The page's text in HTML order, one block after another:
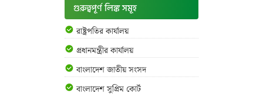
গুরুত্বপূর্ণ লিঙ্ক সমূহ
রাষ্ট্রপতির কার্যালয়
প্রধানমন্ত্রীর কার্যালয়
বাংলাদেশ জাতীয় সংসদ
বাংলাদেশ সুপ্রিম কোর্ট